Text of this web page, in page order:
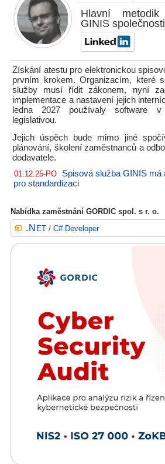
Hlavní
GINIS
Získání atestu pro elektronickou
prvním krokem. Organizacím, které
služby musí řídit zákonem, nyní
implementace a nastavení jejich
ledna 2027 používaly software
legislativou.
Jejich úspěch bude mimo jiné
plánování, školení zaměstnanců a
dodavatele.
01.12.25-PO
Spisová služba GINIS má
pro standardizaci
Nabídka zaměstnání GORDIC spol. s r. o.
.NET / C# Developer